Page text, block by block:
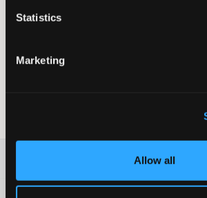
Statistics
Marketing
Allow all
Ringar/hoops
Nickelsäkert
Mer information om tvättråd